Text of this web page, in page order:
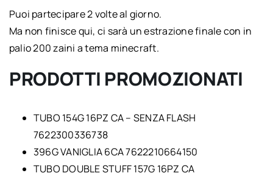
Puoi partecipare 2 volte al giorno.
Ma non finisce qui, ci sarà un estrazione finale con in
palio 200 zaini a tema minecraft.
PRODOTTI PROMOZIONATI
TUBO 154G 16PZ CA – SENZA FLASH
7622300336738
396G VANIGLIA 6CA 7622210664150
TUBO DOUBLE STUFF 157G 16PZ CA